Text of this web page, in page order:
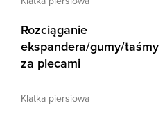
Rozciąganie
ekspandera/gumy/taśmy
za plecami
klatka piersiowa